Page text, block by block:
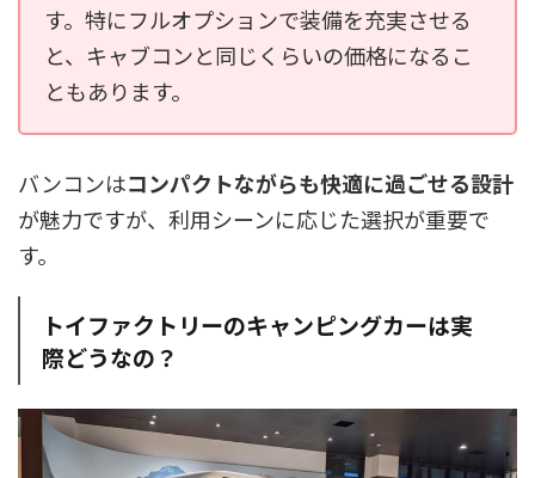
す。特にフルオプションで装備を充実させる
と、キャブコンと同じくらいの価格になるこ
ともあります。
バンコンはコンパクトながらも快適に過ごせる設計
が魅力ですが、利用シーンに応じた選択が重要で
す。
トイファクトリーのキャンピングカーは実
際どうなの？